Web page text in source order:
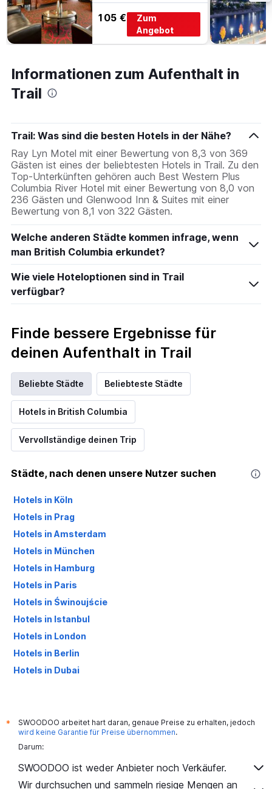
105 €
Zum
Angebot
Informationen zum Aufenthalt in
Trail
Trail: Was sind die besten Hotels in der Nähe?
Ray Lyn Motel mit einer Bewertung von 8,3 von 369
Gästen ist eines der beliebtesten Hotels in Trail. Zu den
Top-Unterkünften gehören auch Best Western Plus
Columbia River Hotel mit einer Bewertung von 8,0 von
236 Gästen und Glenwood Inn & Suites mit einer
Bewertung von 8,1 von 322 Gästen.
Welche anderen Städte kommen infrage, wenn
man British Columbia erkundet?
Wie viele Hoteloptionen sind in Trail
verfügbar?
Finde bessere Ergebnisse für
deinen Aufenthalt in Trail
Beliebte Städte Beliebteste Städte
Hotels in British Columbia
Vervollständige deinen Trip
Städte, nach denen unsere Nutzer suchen
Hotels in Köln
Hotels in Prag
Hotels in Amsterdam
Hotels in München
Hotels in Hamburg
Hotels in Paris
Hotels in Świnoujście
Hotels in Istanbul
Hotels in London
Hotels in Berlin
Hotels in Dubai
*
SWOODOO arbeitet hart daran, genaue Preise zu erhalten, jedoch
wird keine Garantie für Preise übernommen.
Darum:
SWOODOO ist weder Anbieter noch Verkäufer.
Wir durchsuchen und sammeln riesige Mengen an